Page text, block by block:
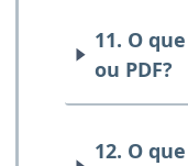
11. O
ou PDF?
12. O